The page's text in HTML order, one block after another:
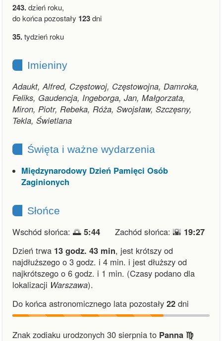
243.dzień roku,
do końca pozostały 123dni
35.tydzień roku
Imieniny
Adaukt, Alfred, Częstowoj, Częstowojna, Damroka,
Feliks, Gaudencja, Ingeborga, Jan, Małgorzata,
Miron, Piotr, Rebeka, Róża, Swojsław, Szczęsny,
Tekla, Świetlana
Święta i ważne wydarzenia
Międzynarodowy Dzień Pamięci Osób
Zaginionych
Słońce
Wschód słońca: 🌅 5:44 Zachód słońca: 🌇 19:27
Dzień trwa 13 godz. 43 min, jest krótszy od
najdłuższego o 3 godz. i 4 min. i jest dłuższy od
najkrótszego o 6 godz. i 1 min. (Czasy podano dla
lokalizacji Warszawa).
Do końca astronomicznego lata pozostały 22 dni
Znak zodiaku urodzonych 30 sierpnia to Panna ♍︎